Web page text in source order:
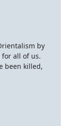
by
for all of us.
been killed,